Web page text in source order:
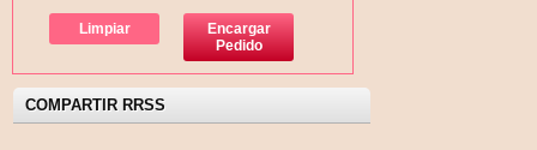
Limpiar
Encargar
Pedido
COMPARTIR RRSS